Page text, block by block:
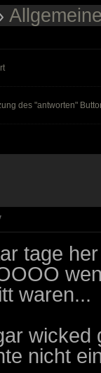
des "antworten"
tage
waren...
nicht